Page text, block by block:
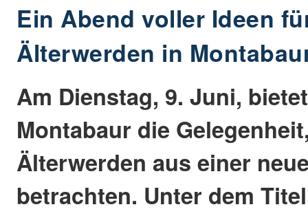
Ein Abend voller Ideen
Älterwerden in
Am Dienstag, 9. Juni,
Montabaur die
Älterwerden aus einer
betrachten. Unter dem